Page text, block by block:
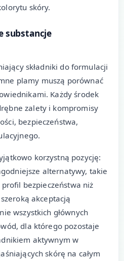
skóry.
substancje
składniki do formulacji
plamy muszą porównać
Każdy środek
zalety i kompromisy
bezpieczeństwa,
korzystną pozycję:
alternatywy, takie
bezpieczeństwa niż
akceptacją
wszystkich głównych
dla którego pozostaje
aktywnym w
skórę na całym